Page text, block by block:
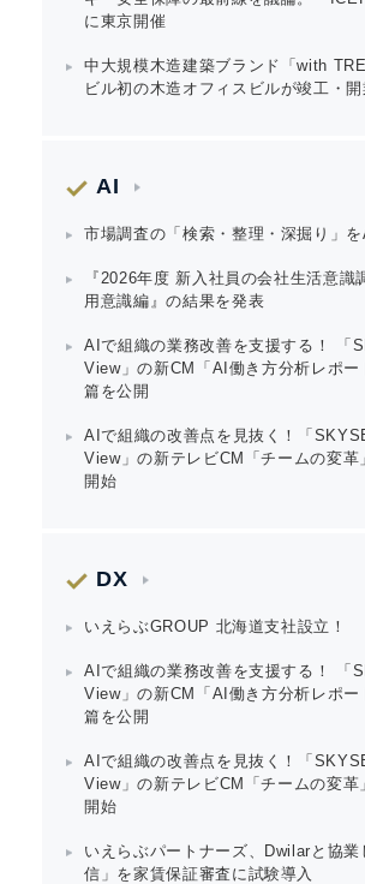
に東京開催
中大規模木造建築ブランド「with
ビル初の木造オフィスビルが竣工・開
AI
市場調査の「検索・整理・深掘り」
『2026年度 新入社員の会社生活意識
用意識編』の結果を発表
AIで組織の業務改善を支援する！ 「
View」の新CM「AI働き方分析レポー
篇を公開
AIで組織の改善点を見抜く！「
View」の新テレビCM「チームの変革
開始
DX
いえらぶGROUP 北海道支社設立！
AIで組織の業務改善を支援する！ 「
View」の新CM「AI働き方分析レポー
篇を公開
AIで組織の改善点を見抜く！「
View」の新テレビCM「チームの変革
開始
いえらぶパートナーズ、Dwilarと協業
信」を家賃保証審査に試験導入
Japanese